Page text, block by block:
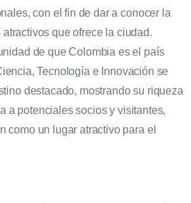
con el fin de dar a conocer la
que ofrece la ciudad.
de que Colombia es el país
Tecnología e Innovación se
destacado, mostrando su riqueza
a potenciales socios y visitantes,
como un lugar atractivo para el